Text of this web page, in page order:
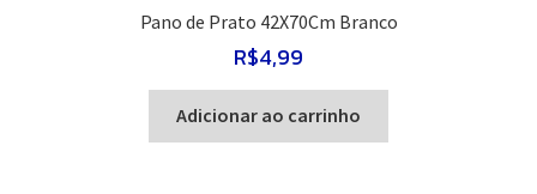
Pano de Prato 42X70Cm Branco
R$4,99
Adicionar ao carrinho